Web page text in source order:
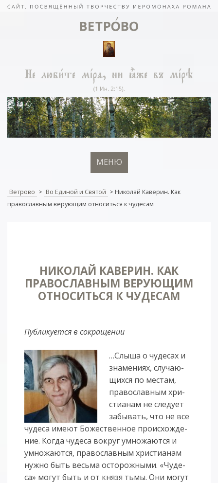
МЕНЮ
Ветрово > Во Единой и Святой > Николай Каверин. Как
православным верующим относиться к чудесам
НИКОЛАЙ КАВЕРИН. КАК
ПРАВОСЛАВНЫМ ВЕРУЮЩИМ
ОТНОСИТЬСЯ К ЧУДЕСАМ
Публикуется в сокращении
…Слы­ша о чу­де­сах и
зна­ме­ни­ях, слу­ча­ю­
щих­ся по ме­стам,
пра­во­слав­ным хри­
сти­а­нам не сле­ду­ет
за­бы­вать, что не все
чу­де­са име­ют Бо­же­ствен­ное про­ис­хож­де­
ние. Ко­г­да чу­де­са во­круг умно­жа­ют­ся и
умно­жа­ют­ся, пра­во­слав­ным хри­сти­а­нам
нуж­но быть весь­ма осто­рож­ны­ми. «Чу­де­
са» мо­гут быть и от кня­зя тьмы. Они мо­гут